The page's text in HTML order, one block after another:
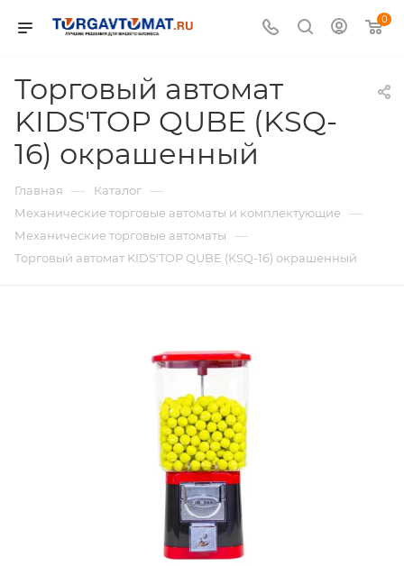
0
Торговый автомат
KIDS'TOP QUBE (KSQ-
16) окрашенный
Главная — Каталог —
Механические торговые автоматы и комплектующие —
Механические торговые автоматы —
Торговый автомат KIDS'TOP QUBE (KSQ-16) окрашенный